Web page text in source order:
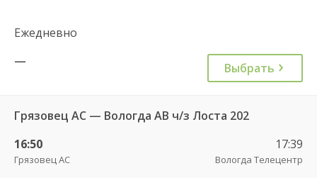
Ежедневно
—
Выбрать
Грязовец АС — Вологда АВ ч/з Лоста 202
16:50
Грязовец АС
17:39
Вологда Телецентр